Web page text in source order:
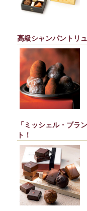
高級シャンパントリ
「ミッシェル・ブラ
ト！